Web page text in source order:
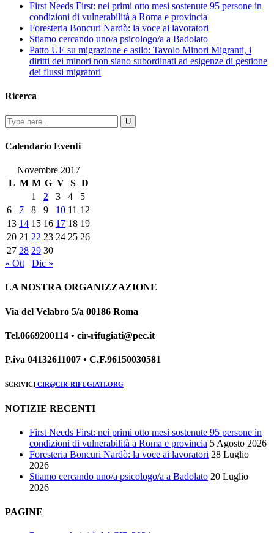
First Needs First: nei primi otto mesi sostenute 95 persone in
condizioni di vulnerabilità a Roma e provincia
Foresteria Boncuri Nardò: la voce ai lavoratori
Stiamo cercando uno/a psicologo/a a Badolato
Patto UE su migrazione e asilo: Tavolo Minori Migranti, i
diritti dei minori non siano subordinati ad esigenze di gestione
dei flussi migratori
Ricerca
Calendario Eventi
Novembre 2017
L M M G V S D
1
2 3 4
5
6
7 8 9 10 11 12
13 14 15 16 17 18 19
20 21 22 23 24 25 26
27 28 29 30
« Ott
Dic »
LA NOSTRA ORGANIZZAZIONE
Via del Velabro 5/a 00186 Roma
Tel.0669200114 • cir-rifugiati@pec.it
P.iva 04132611007 • C.F.96150030581
SCRIVICI CIR@CIR-RIFUGIATI.ORG
NOTIZIE RECENTI
First Needs First: nei primi otto mesi sostenute 95 persone in
condizioni di vulnerabilità a Roma e provincia 5 Agosto 2026
Foresteria Boncuri Nardò: la voce ai lavoratori 28 Luglio
2026
Stiamo cercando uno/a psicologo/a a Badolato 20 Luglio
2026
PAGINE